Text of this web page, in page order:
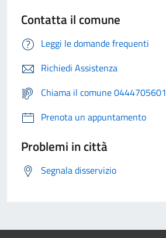
Contatta il comune
Leggi le domande frequenti
Richiedi Assistenza
Chiama il comune 0444705601
Prenota un appuntamento
Problemi in città
Segnala disservizio